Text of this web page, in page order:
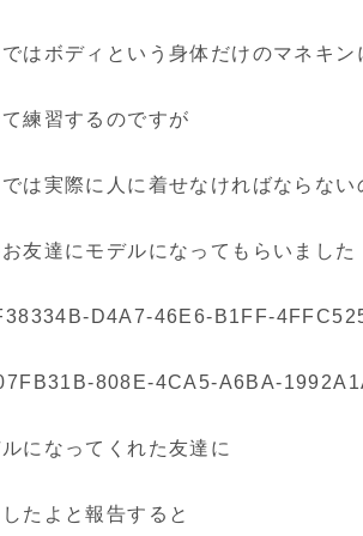
はボディという身体だけのマネキン
練習するのですが
は実際に人に着せなければならない
友達にモデルになってもらいました
になってくれた友達に
たよと報告すると